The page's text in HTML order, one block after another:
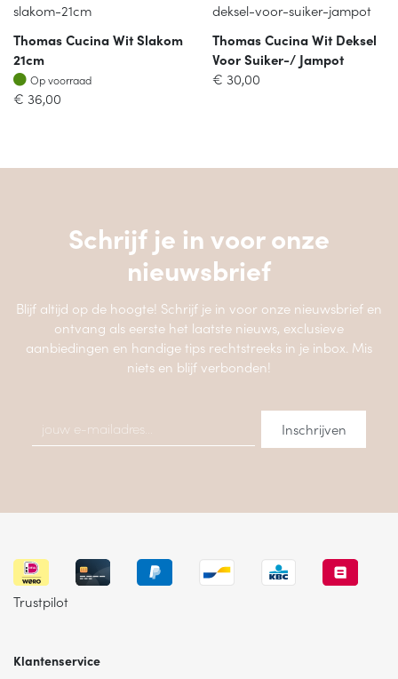
Thomas Cucina Wit Slakom
21cm
Op voorraad
Op voorraad
€ 36,00
Thomas Cucina Wit Deksel
Voor Suiker-/ Jampot
€ 30,00
Schrijf je in voor onze
nieuwsbrief
Blijf altijd op de hoogte! Schrijf je in voor onze nieuwsbrief en
ontvang als eerste het laatste nieuws, exclusieve
aanbiedingen en handige tips rechtstreeks in je inbox. Mis
niets en blijf verbonden!
Trustpilot
Klantenservice